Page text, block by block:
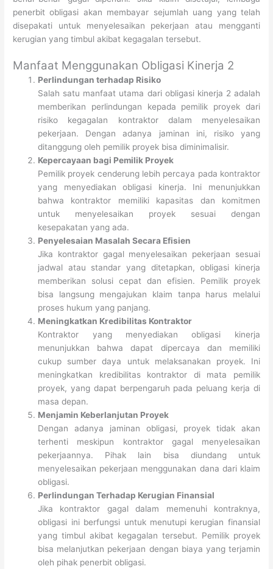
penerbit obligasi akan membayar sejumlah uang yang telah
disepakati untuk menyelesaikan pekerjaan atau mengganti
kerugian yang timbul akibat kegagalan tersebut.
Manfaat Menggunakan Obligasi Kinerja 2
Perlindungan terhadap Risiko
Salah satu manfaat utama dari obligasi kinerja 2 adalah
memberikan perlindungan kepada pemilik proyek dari
risiko kegagalan kontraktor dalam menyelesaikan
pekerjaan. Dengan adanya jaminan ini, risiko yang
ditanggung oleh pemilik proyek bisa diminimalisir.
Kepercayaan bagi Pemilik Proyek
Pemilik proyek cenderung lebih percaya pada kontraktor
yang menyediakan obligasi kinerja. Ini menunjukkan
bahwa kontraktor memiliki kapasitas dan komitmen
untuk menyelesaikan proyek sesuai dengan
kesepakatan yang ada.
Penyelesaian Masalah Secara Efisien
Jika kontraktor gagal menyelesaikan pekerjaan sesuai
jadwal atau standar yang ditetapkan, obligasi kinerja
memberikan solusi cepat dan efisien. Pemilik proyek
bisa langsung mengajukan klaim tanpa harus melalui
proses hukum yang panjang.
Meningkatkan Kredibilitas Kontraktor
Kontraktor yang menyediakan obligasi kinerja
menunjukkan bahwa dapat dipercaya dan memiliki
cukup sumber daya untuk melaksanakan proyek. Ini
meningkatkan kredibilitas kontraktor di mata pemilik
proyek, yang dapat berpengaruh pada peluang kerja di
masa depan.
Menjamin Keberlanjutan Proyek
Dengan adanya jaminan obligasi, proyek tidak akan
terhenti meskipun kontraktor gagal menyelesaikan
pekerjaannya. Pihak lain bisa diundang untuk
menyelesaikan pekerjaan menggunakan dana dari klaim
obligasi.
Perlindungan Terhadap Kerugian Finansial
Jika kontraktor gagal dalam memenuhi kontraknya,
obligasi ini berfungsi untuk menutupi kerugian finansial
yang timbul akibat kegagalan tersebut. Pemilik proyek
bisa melanjutkan pekerjaan dengan biaya yang terjamin
oleh pihak penerbit obligasi.